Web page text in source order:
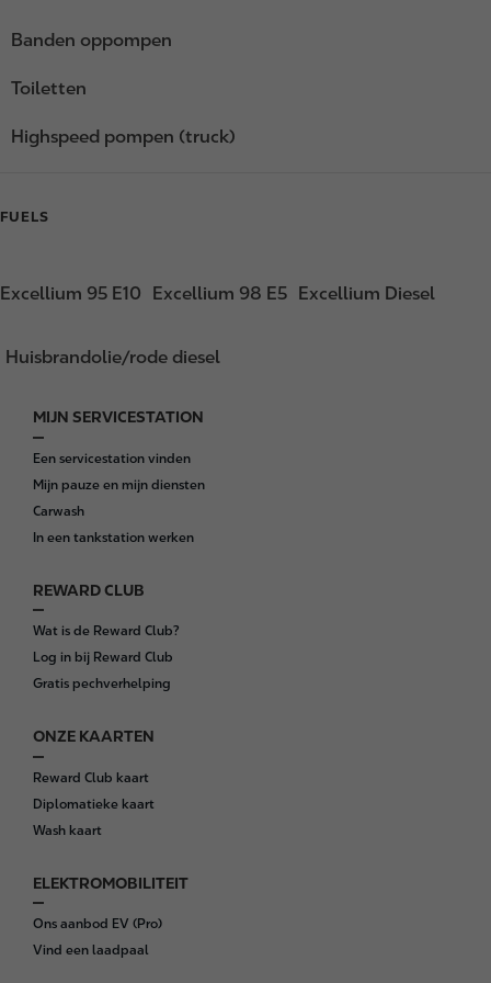
Banden oppompen
Toiletten
Highspeed pompen (truck)
FUELS
Excellium 95 E10 Excellium 98 E5 Excellium Diesel
Huisbrandolie/rode diesel
F
o
o
t
e
MIJN SERVICESTATION
Een servicestation vinden
Mijn pauze en mijn diensten
Carwash
In een tankstation werken
REWARD CLUB
Wat is de Reward Club?
Log in bij Reward Club
Gratis pechverhelping
ONZE KAARTEN
Reward Club kaart
Diplomatieke kaart
Wash kaart
ELEKTROMOBILITEIT
Ons aanbod EV (Pro)
Vind een laadpaal